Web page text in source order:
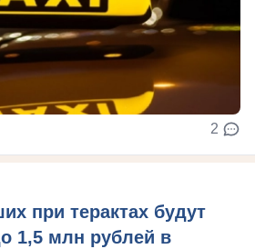
2
при терактах будут
1,5 млн рублей в